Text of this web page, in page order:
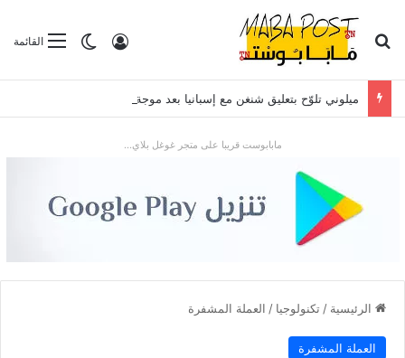
القائمةالوضع
تسجيل الدخول بحث عن
ميلوني تلوّح بتعليق شنغن مع إسبانيا بعد موجة الهجرة في سبتة
مابابوست قريبا على متجر غوغل بلاي...
الرئيسية / تكنولوجيا / العملة المشفرة
العملة المشفرة